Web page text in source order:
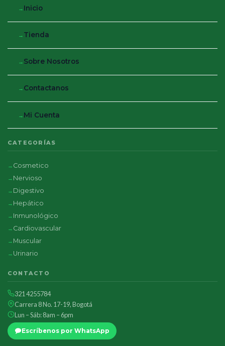
Inicio
Tienda
Sobre Nosotros
Contactanos
Mi Cuenta
CATEGORÍAS
Cosmetico
Nervioso
Digestivo
Hepático
Inmunológico
Cardiovascular
Muscular
Urinario
CONTACTO
321 4255784
Carrera 8 No. 17-19, Bogotá
Lun – Sáb: 8am – 6pm
Escríbenos por WhatsApp